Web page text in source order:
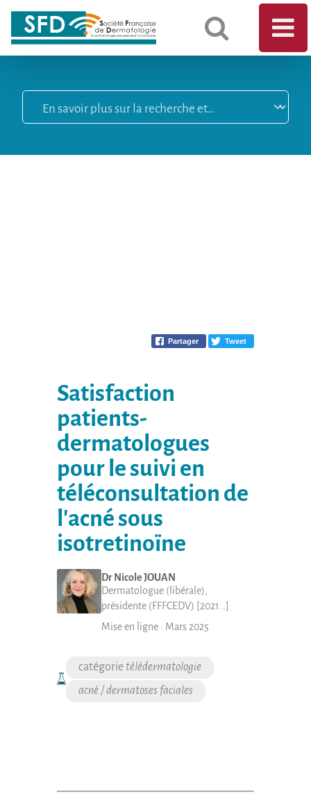
Partager Tweet
Satisfaction
patients-
dermatologues
pour le suivi en
téléconsultation de
l'acné sous
isotretinoïne
Dr NicoleJOUAN
dermatologue(libérale),
présidente (FFFCEDV) [2021…]
Mise en ligne : Mars 2025
télédermatologie
acné / dermatoses faciales